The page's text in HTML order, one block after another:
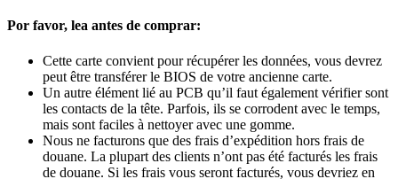
Por favor, lea antes de comprar:
Cette carte convient pour récupérer les données, vous devrez
peut être transférer le BIOS de votre ancienne carte.
Un autre élément lié au PCB qu’il faut également vérifier sont
les contacts de la tête. Parfois, ils se corrodent avec le temps,
mais sont faciles à nettoyer avec une gomme.
Nous ne facturons que des frais d’expédition hors frais de
douane. La plupart des clients n’ont pas été facturés les frais
de douane. Si les frais vous seront facturés, vous devriez en